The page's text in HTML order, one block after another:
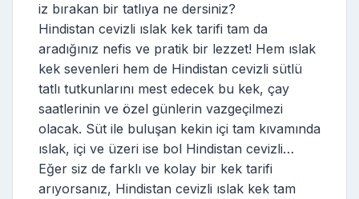
iz bırakan bir tatlıya ne dersiniz?
Hindistan cevizli ıslak kek tarifi tam da
aradığınız nefis ve pratik bir lezzet! Hem ıslak
kek sevenleri hem de Hindistan cevizli sütlü
tatlı tutkunlarını mest edecek bu kek, çay
saatlerinin ve özel günlerin vazgeçilmezi
olacak. Süt ile buluşan kekin içi tam kıvamında
ıslak, içi ve üzeri ise bol Hindistan cevizli…
Eğer siz de farklı ve kolay bir kek tarifi
arıyorsanız, Hindistan cevizli ıslak kek tam